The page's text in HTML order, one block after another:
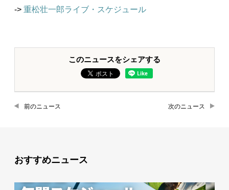
-> 重松壮一郎ライブ・スケジュール
このニュースをシェアする
前のニュース 次のニュース
おすすめニュース